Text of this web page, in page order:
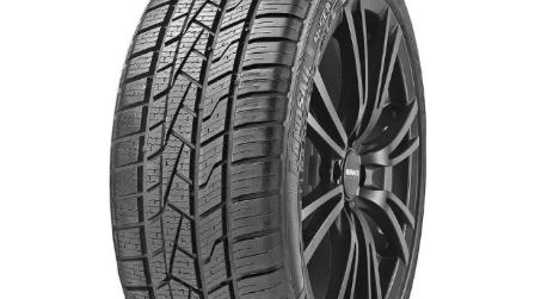
Войти на сайт
+7(812)317-